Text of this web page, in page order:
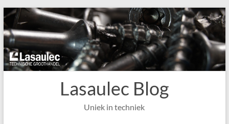
Ga
naar
de
inhoud
Lasaulec Blog
Uniek in techniek